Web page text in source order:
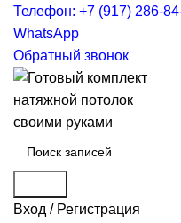
Телефон: +7 (917) 286-
WhatsApp
Обратный звонок
Вход / Регистрация